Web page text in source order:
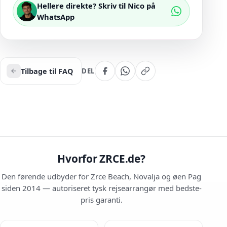
Hellere direkte? Skriv til Nico på
WhatsApp
Tilbage til FAQ DEL
Hvorfor ZRCE.de?
Den førende udbyder for Zrce Beach, Novalja og øen Pag
siden 2014 — autoriseret tysk rejsearrangør med bedste-
pris garanti.